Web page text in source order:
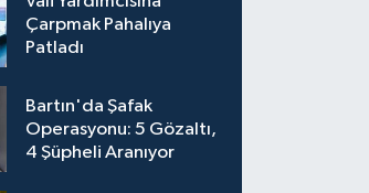
Çarpmak Pahalıya
Patladı
Bartın'da Şafak
Operasyonu: 5 Gözaltı,
4 Şüpheli Aranıyor